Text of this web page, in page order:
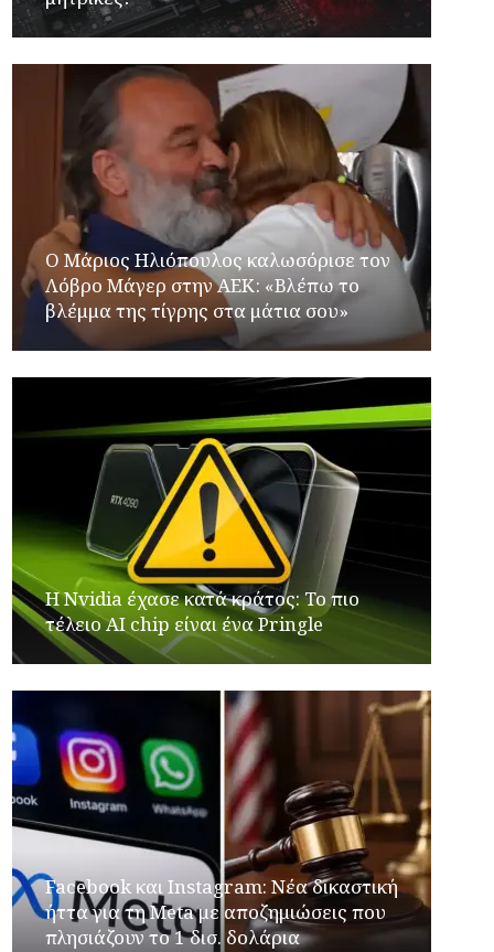
Ο Μάριος Ηλιόπουλος καλωσόρισε τον
Λόβρο Μάγερ στην ΑΕΚ: «Βλέπω το
βλέμμα της τίγρης στα μάτια σου»
Η Nvidia έχασε κατά κράτος: Το πιο
τέλειο AI chip είναι ένα Pringle
Facebook και Instagram: Νέα δικαστική
ήττα για τη Meta με αποζημιώσεις που
πλησιάζουν το 1 δισ. δολάρια